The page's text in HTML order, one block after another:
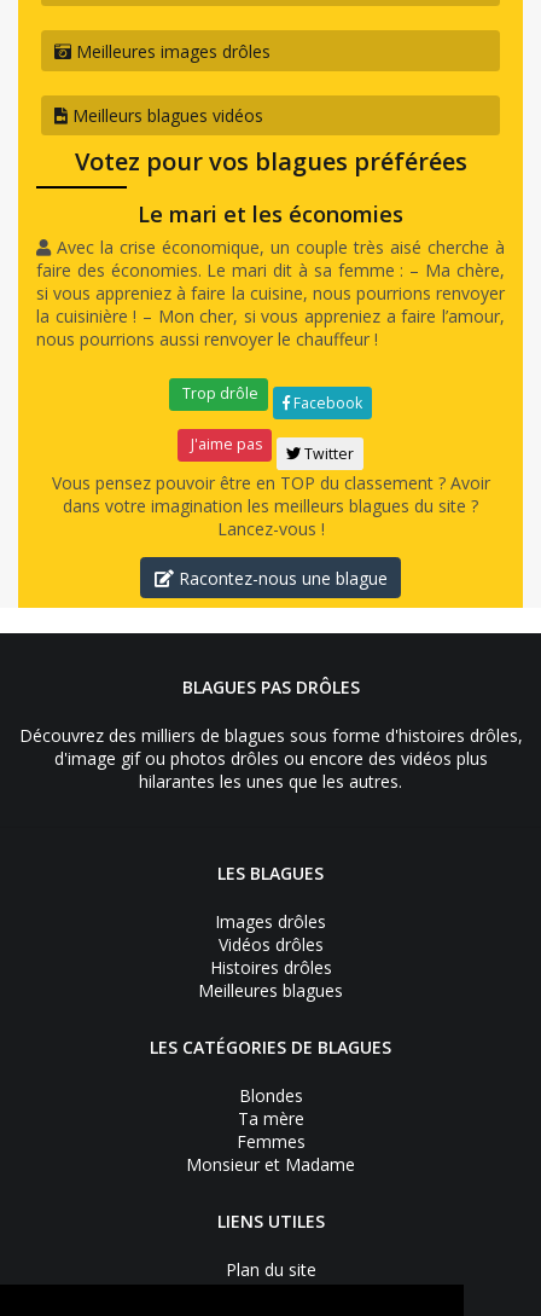
Meilleures images drôles
Meilleurs blagues vidéos
Votez pour vos blagues préférées
Le mari et les économies
Avec la crise économique, un couple très aisé cherche à
faire des économies. Le mari dit à sa femme : – Ma chère,
si vous appreniez à faire la cuisine, nous pourrions renvoyer
la cuisinière ! – Mon cher, si vous appreniez a faire l’amour,
nous pourrions aussi renvoyer le chauffeur !
Trop drôle Facebook
J'aime pas Twitter
Vous pensez pouvoir être en TOP du classement ? Avoir
dans votre imagination les meilleurs blagues du site ?
Lancez-vous !
Racontez-nous une blague
BLAGUES PAS DRÔLES
Découvrez des milliers de blagues sous forme d'histoires drôles,
d'image gif ou photos drôles ou encore des vidéos plus
hilarantes les unes que les autres.
LES BLAGUES
Images drôles
Vidéos drôles
Histoires drôles
Meilleures blagues
LES CATÉGORIES DE BLAGUES
Blondes
Ta mère
Femmes
Monsieur et Madame
LIENS UTILES
Plan du site
Nous contacter